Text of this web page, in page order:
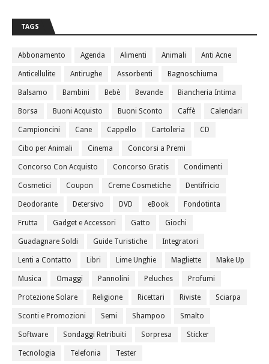
TAGS
Abbonamento Agenda Alimenti Animali Anti Acne
Anticellulite Antirughe Assorbenti Bagnoschiuma
Balsamo Bambini Bebè Bevande Biancheria Intima
Borsa Buoni Acquisto Buoni Sconto Caffè Calendari
Campioncini Cane Cappello Cartoleria CD
Cibo per Animali Cinema Concorsi a Premi
Concorso Con Acquisto Concorso Gratis Condimenti
Cosmetici Coupon Creme Cosmetiche Dentifricio
Deodorante Detersivo DVD eBook Fondotinta
Frutta Gadget e Accessori Gatto Giochi
Guadagnare Soldi Guide Turistiche Integratori
Lenti a Contatto Libri Lime Unghie Magliette Make Up
Musica Omaggi Pannolini Peluches Profumi
Protezione Solare Religione Ricettari Riviste Sciarpa
Sconti e Promozioni Semi Shampoo Smalto
Software Sondaggi Retribuiti Sorpresa Sticker
Tecnologia Telefonia Tester